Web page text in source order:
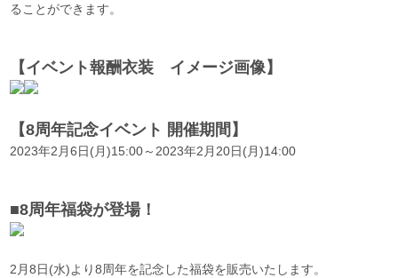
ることができます。
【イベント報酬衣装 イメージ画像】
【8周年記念イベント 開催期間】
2023年2月6日(月)15:00～2023年2月20日(月)14:00
■8周年福袋が登場！
2月8日(水)より8周年を記念した福袋を販売いたします。